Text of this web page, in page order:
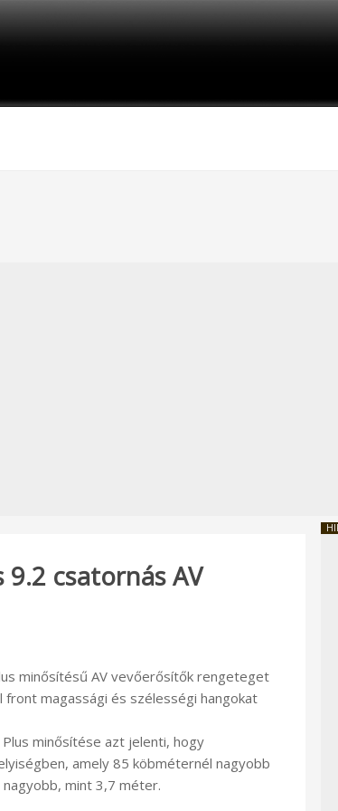
csatornás AV
minősítésű AV vevőerősítők rengeteget
front magassági és szélességi hangokat
minősítése azt jelenti, hogy
amely 85 köbméternél nagyobb
mint 3,7 méter.